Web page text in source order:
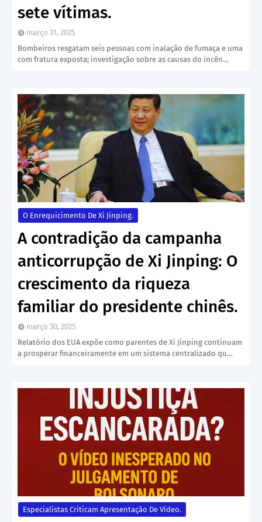
sete vítimas.
março 31, 2025
Bombeiros resgatam seis pessoas com inalação de fumaça e uma
com fratura exposta; investigação sobre as causas do incên…
O Enrequicimento De Xi Jinping.
A contradição da campanha
anticorrupção de Xi Jinping: O
crescimento da riqueza
familiar do presidente chinês.
março 30, 2025
Relatório dos EUA expõe como parentes de Xi Jinping continuam
a prosperar financeiramente em um sistema centralizado qu…
Especialistas Criticam Apresentação De Vídeo.